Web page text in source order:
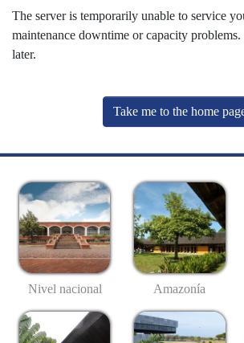
The server is temporarily unable to service
maintenance downtime or capacity problems.
later.
Take me to the home
Nivel nacional Amazonía